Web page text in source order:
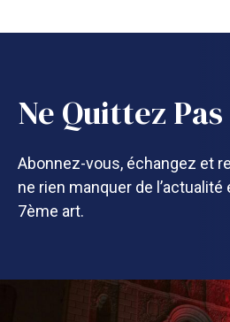
Ne Quittez
Abonnez-vous, échangez et
ne rien manquer de l’actualité
7ème art.